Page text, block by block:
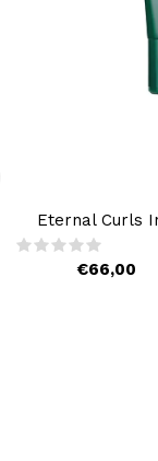
Eternal Curls
€66,00